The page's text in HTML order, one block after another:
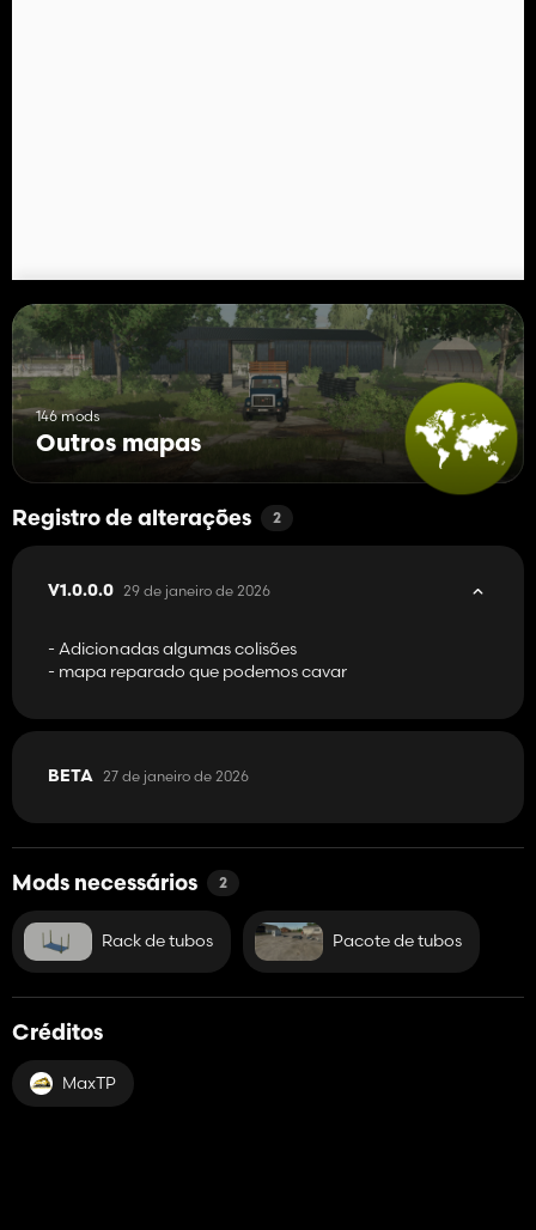
146 mods
Outros mapas
Registro de alterações 2
V1.0.0.0 29 de janeiro de 2026
- Adicionadas algumas colisões
- mapa reparado que podemos cavar
BETA 27 de janeiro de 2026
Mods necessários 2
Rack de tubos Pacote de tubos
Créditos
MaxTP